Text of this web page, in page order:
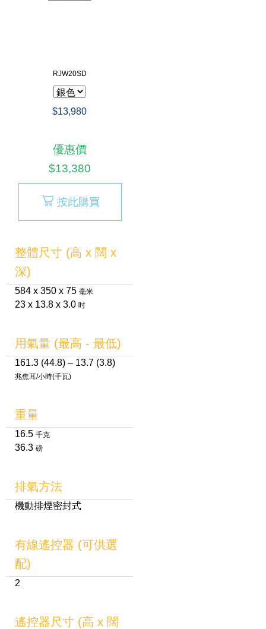
RJW20SD
$13,980
優惠價
$13,380
按此購買
整體尺寸 (高 x 闊 x
深)
584 x 350 x 75 毫米
23 x 13.8 x 3.0 吋
用氣量 (最高 - 最低)
161.3 (44.8) – 13.7 (3.8)
兆焦耳/小時(千瓦)
重量
16.5 千克
36.3 磅
排氣方法
機動排煙密封式
有線遙控器 (可供選
配)
2
遙控器尺寸 (高 x 闊